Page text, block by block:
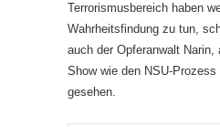
Terrorismusbereich haben
Wahrheitsfindung zu tun,
auch der Opferanwalt
Show wie den NSU-
gesehen.